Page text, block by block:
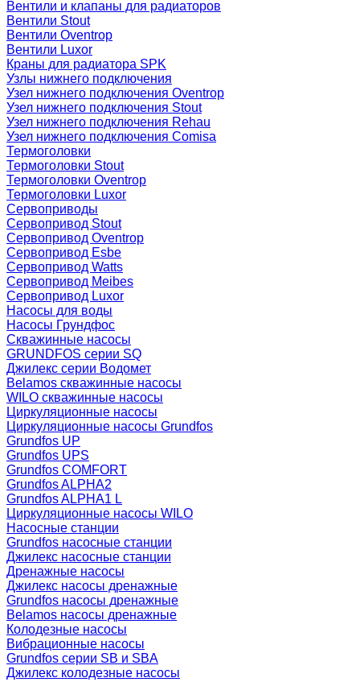
Вентили и клапаны для радиаторов
Вентили Stout
Вентили Oventrop
Вентили Luxor
Краны для радиатора SPK
Узлы нижнего подключения
Узел нижнего подключения Oventrop
Узел нижнего подключения Stout
Узел нижнего подключения Rehau
Узел нижнего подключения Comisa
Термоголовки
Термоголовки Stout
Термоголовки Oventrop
Термоголовки Luxor
Сервоприводы
Сервопривод Stout
Сервопривод Oventrop
Сервопривод Esbe
Сервопривод Watts
Сервопривод Meibes
Сервопривод Luxor
Насосы для воды
Насосы Грундфос
Скважинные насосы
GRUNDFOS серии SQ
Джилекс серии Водомет
Belamos скважинные насосы
WILO скважинные насосы
Циркуляционные насосы
Циркуляционные насосы Grundfos
Grundfos UP
Grundfos UPS
Grundfos COMFORT
Grundfos ALPHA2
Grundfos ALPHA1 L
Циркуляционные насосы WILO
Насосные станции
Grundfos насосные станции
Джилекс насосные станции
Дренажные насосы
Джилекс насосы дренажные
Grundfos насосы дренажные
Belamos насосы дренажные
Колодезные насосы
Вибрационные насосы
Grundfos серии SB и SBA
Джилекс колодезные насосы